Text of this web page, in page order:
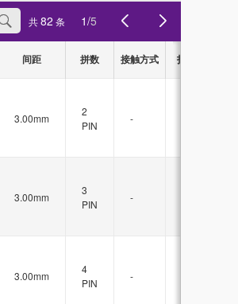
共82 条 1/5
间距 拼数 接触方式 扣位
3.00mm
2
PIN
-
3.00mm
3
PIN
-
3.00mm
4
PIN
-